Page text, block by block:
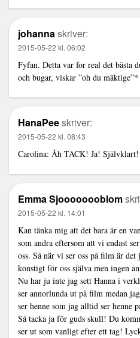
johannaskriver:
2015-05-22 kl. 06:02
Fyfan. Detta var for real det bästa
och bugar, viskar ”oh du
HanaPeeskriver:
2015-05-22 kl. 08:43
Carolina: Åh TACK! Ja!
Emma Sjoooooooblom
2015-05-22 kl. 14:01
Kan tänka mig att det bara är en
som andra eftersom att vi endast
oss. Så när vi ser oss på film är
konstigt för oss själva men ingen
Nu har ju inte jag sett Hanna i
ser annorlunda ut på film medan
ser henne som jag alltid ser henne
Så tacka ja för guds skull! Du
ser ut som vanligt efter ett tag!